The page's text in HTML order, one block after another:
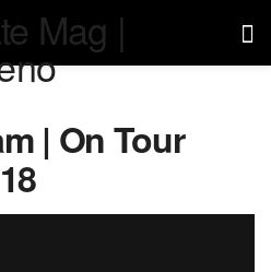
| On Tour